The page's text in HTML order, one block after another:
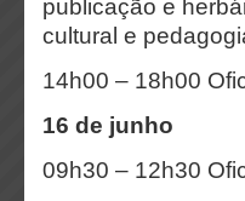
publicação e
cultural e
14h00 – 18h00
16 de junho
09h30 – 12h30